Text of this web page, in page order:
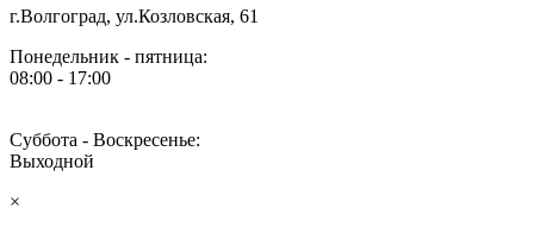
г.Волгоград, ул.Козловская, 61
Понедельник - пятница:
08:00 - 17:00
Суббота - Воскресенье:
Выходной
×